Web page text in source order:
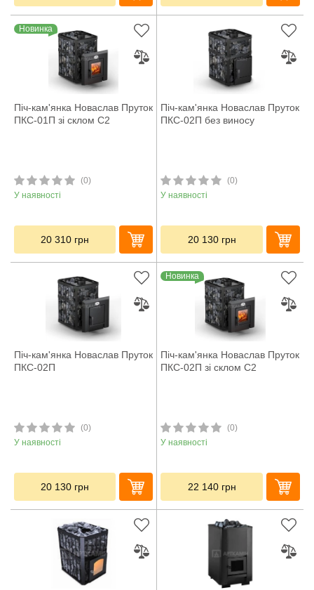
Новинка
Піч-кам'янка Новаслав Пруток
ПКС-01П зі склом С2
(0)
У наявності
20 310 грн
Піч-кам'янка Новаслав Пруток
ПКС-02П без виносу
(0)
У наявності
20 130 грн
Піч-кам'янка Новаслав Пруток
ПКС-02П
(0)
У наявності
20 130 грн
Новинка
Піч-кам'янка Новаслав Пруток
ПКС-02П зі склом С2
(0)
У наявності
22 140 грн